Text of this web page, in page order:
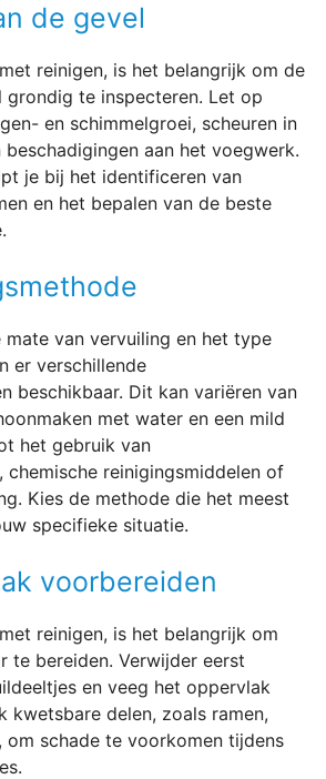
de gevel
reinigen, is het belangrijk om de
grondig te inspecteren. Let op
en schimmelgroei, scheuren in
aan het voegwerk.
je bij het identificeren van
en het bepalen van de beste
van vervuiling en het type
er verschillende
beschikbaar. Dit kan variëren van
met water en een mild
het gebruik van
chemische reinigingsmiddelen of
Kies de methode die het meest
specifieke situatie.
voorbereiden
reinigen, is het belangrijk om
te bereiden. Verwijder eerst
en veeg het oppervlak
kwetsbare delen, zoals ramen,
om schade te voorkomen tijdens